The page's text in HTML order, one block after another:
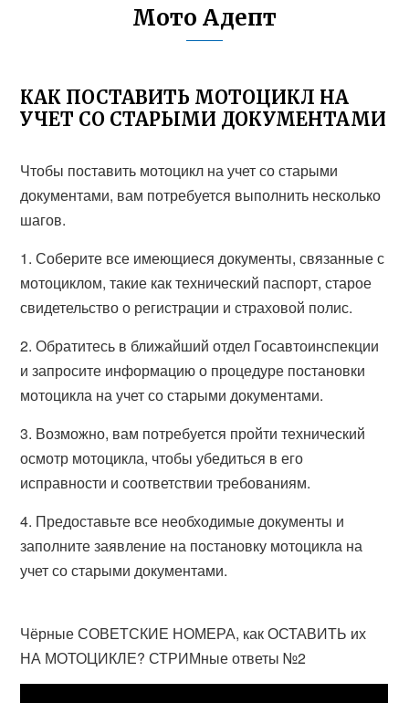
Мото Адепт
КАК ПОСТАВИТЬ МОТОЦИКЛ НА
УЧЕТ СО СТАРЫМИ ДОКУМЕНТАМИ
Чтобы поставить мотоцикл на учет со старыми
документами, вам потребуется выполнить несколько
шагов.
1. Соберите все имеющиеся документы, связанные с
мотоциклом, такие как технический паспорт, старое
свидетельство о регистрации и страховой полис.
2. Обратитесь в ближайший отдел Госавтоинспекции
и запросите информацию о процедуре постановки
мотоцикла на учет со старыми документами.
3. Возможно, вам потребуется пройти технический
осмотр мотоцикла, чтобы убедиться в его
исправности и соответствии требованиям.
4. Предоставьте все необходимые документы и
заполните заявление на постановку мотоцикла на
учет со старыми документами.
Чёрные СОВЕТСКИЕ НОМЕРА, как ОСТАВИТЬ их
НА МОТОЦИКЛЕ? СТРИМные ответы №2